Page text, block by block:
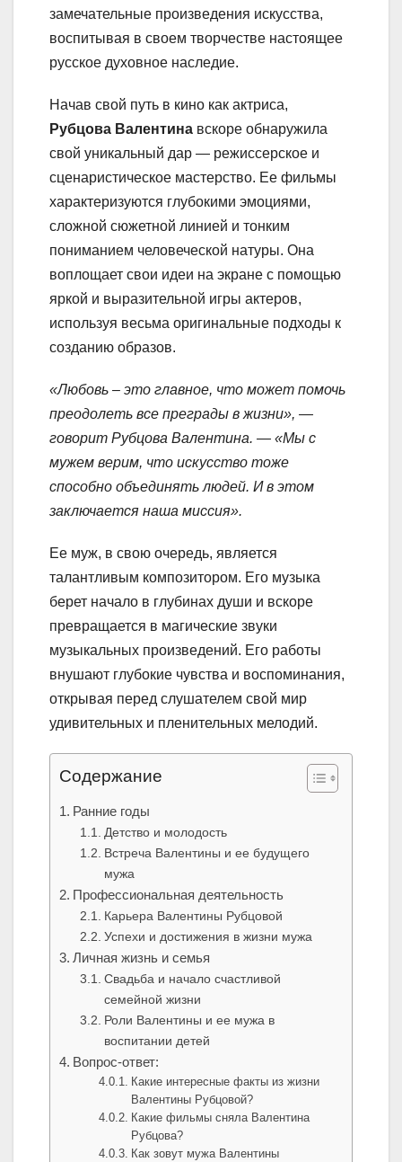
замечательные произведения искусства,
воспитывая в своем творчестве настоящее
русское духовное наследие.
Начав свой путь в кино как актриса,
Рубцова Валентина вскоре обнаружила
свой уникальный дар — режиссерское и
сценаристическое мастерство. Ее фильмы
характеризуются глубокими эмоциями,
сложной сюжетной линией и тонким
пониманием человеческой натуры. Она
воплощает свои идеи на экране с помощью
яркой и выразительной игры актеров,
используя весьма оригинальные подходы к
созданию образов.
«Любовь – это главное, что может помочь
преодолеть все преграды в жизни», —
говорит Рубцова Валентина. — «Мы с
мужем верим, что искусство тоже
способно объединять людей. И в этом
заключается наша миссия».
Ее муж, в свою очередь, является
талантливым композитором. Его музыка
берет начало в глубинах души и вскоре
превращается в магические звуки
музыкальных произведений. Его работы
внушают глубокие чувства и воспоминания,
открывая перед слушателем свой мир
удивительных и пленительных мелодий.
Содержание
Ранние годы
Детство и молодость
Встреча Валентины и ее будущего
мужа
Профессиональная деятельность
Карьера Валентины Рубцовой
Успехи и достижения в жизни мужа
Личная жизнь и семья
Свадьба и начало счастливой
семейной жизни
Роли Валентины и ее мужа в
воспитании детей
Вопрос-ответ:
Какие интересные факты из жизни
Валентины Рубцовой?
Какие фильмы сняла Валентина
Рубцова?
Как зовут мужа Валентины